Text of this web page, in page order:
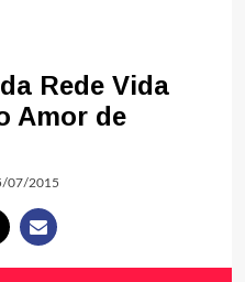
Rede Vida
Amor de
07/2015